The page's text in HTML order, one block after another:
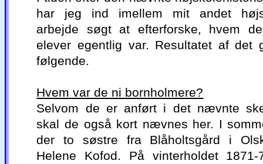
har jeg ind imellem mit andet
arbejde søgt at efterforske, hvem
elever egentlig var. Resultatet af det
følgende.
Hvem var de ni bornholmere?
Selvom de er anført i det nævnte
skal de også kort nævnes her. I
der to søstre fra Blåholtsgård i
Helene Kofod. På vinterholdet